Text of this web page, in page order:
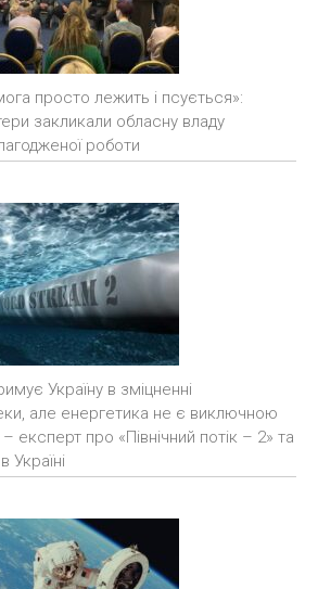
просто лежить і псується»:
закликали обласну владу
роботи
Україну в зміцненні
але енергетика не є виключною
експерт про «Північний потік – 2» та
Україні